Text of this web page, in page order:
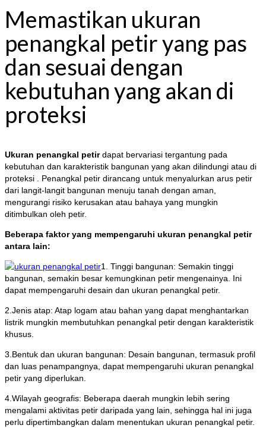
Memastikan ukuran
penangkal petir yang pas
dan sesuai dengan
kebutuhan yang akan di
proteksi
Ukuran penangkal petirdapat bervariasi tergantung pada
kebutuhan dan karakteristik bangunan yang akan dilindungi atau di
proteksi . Penangkal petir dirancang untuk menyalurkan arus petir
dari langit-langit bangunan menuju tanah dengan aman,
mengurangi risiko kerusakan atau bahaya yang mungkin
ditimbulkan oleh petir.
Beberapa faktor yang mempengaruhi ukuran penangkal petir
antara lain:
1. Tinggi bangunan: Semakin tinggi
bangunan, semakin besar kemungkinan petir mengenainya. Ini
dapat mempengaruhi desain dan ukuran penangkal petir.
2.Jenis atap: Atap logam atau bahan yang dapat menghantarkan
listrik mungkin membutuhkan penangkal petir dengan karakteristik
khusus.
3.Bentuk dan ukuran bangunan: Desain bangunan, termasuk profil
dan luas penampangnya, dapat mempengaruhi ukuran penangkal
petir yang diperlukan.
4.Wilayah geografis: Beberapa daerah mungkin lebih sering
mengalami aktivitas petir daripada yang lain, sehingga hal ini juga
perlu dipertimbangkan dalam menentukan ukuran penangkal petir.